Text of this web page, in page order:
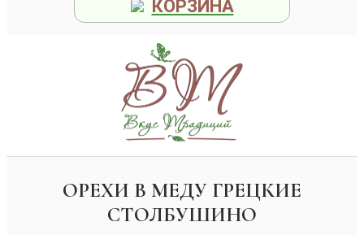
КОРЗИНА
ОРЕХИ В МЕДУ ГРЕЦКИЕ
СТОЛБУШИНО